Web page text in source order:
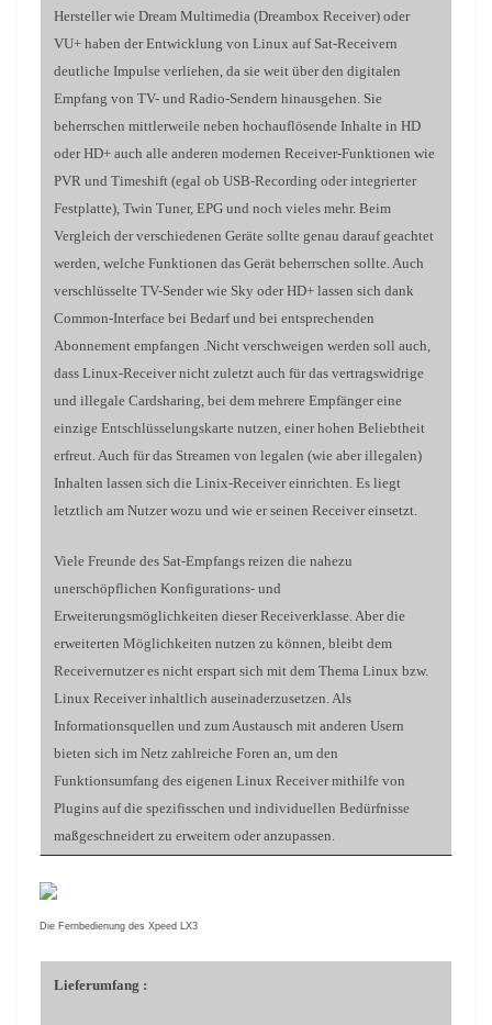
Hersteller wie Dream Multimedia (Dreambox Receiver) oder
VU+ haben der Entwicklung von Linux auf Sat-Receivern
deutliche Impulse verliehen, da sie weit über den digitalen
Empfang von TV- und Radio-Sendern hinausgehen. Sie
beherrschen mittlerweile neben hochauflösende Inhalte in HD
oder HD+ auch alle anderen modernen Receiver-Funktionen wie
PVR und Timeshift (egal ob USB-Recording oder integrierter
Festplatte), Twin Tuner, EPG und noch vieles mehr. Beim
Vergleich der verschiedenen Geräte sollte genau darauf geachtet
werden, welche Funktionen das Gerät beherrschen sollte. Auch
verschlüsselte TV-Sender wie Sky oder HD+ lassen sich dank
Common-Interface bei Bedarf und bei entsprechenden
Abonnement empfangen .Nicht verschweigen werden soll auch,
dass Linux-Receiver nicht zuletzt auch für das vertragswidrige
und illegale Cardsharing, bei dem mehrere Empfänger eine
einzige Entschlüsselungskarte nutzen, einer hohen Beliebtheit
erfreut. Auch für das Streamen von legalen (wie aber illegalen)
Inhalten lassen sich die Linix-Receiver einrichten. Es liegt
letztlich am Nutzer wozu und wie er seinen Receiver einsetzt.
Viele Freunde des Sat-Empfangs reizen die nahezu
unerschöpflichen Konfigurations- und
Erweiterungsmöglichkeiten dieser Receiverklasse. Aber die
erweiterten Möglichkeiten nutzen zu können, bleibt dem
Receivernutzer es nicht erspart sich mit dem Thema Linux bzw.
Linux Receiver inhaltlich auseinaderzusetzen. Als
Informationsquellen und zum Austausch mit anderen Usern
bieten sich im Netz zahlreiche Foren an, um den
Funktionsumfang des eigenen Linux Receiver mithilfe von
Plugins auf die spezifisschen und individuellen Bedürfnisse
maßgeschneidert zu erweitern oder anzupassen.
Die Fernbedienung des Xpeed LX3
Lieferumfang :